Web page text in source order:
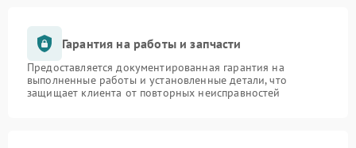
Гарантия на работы и запчасти
Предоставляется документированная гарантия на
выполненные работы и установленные детали, что
защищает клиента от повторных неисправностей